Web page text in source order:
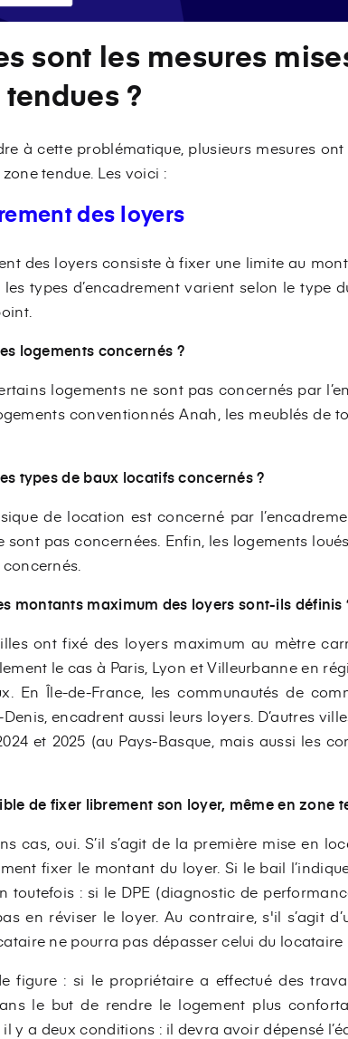
sont les mesures
?
à cette problématique, plusieurs mesures
tendue. Les voici :
des loyers
des loyers consiste à fixer une limite au
types d’encadrement varient selon le type
logements concernés ?
logements ne sont pas concernés par
conventionnés Anah, les meublés de
types de baux locatifs concernés ?
de location est concerné par
sont pas concernées. Enfin, les logements
montants maximum des loyers sont-ils définis
ont fixé des loyers maximum au mètre
le cas à Paris, Lyon et Villeurbanne en
En Île-de-France, les communautés de
encadrent aussi leurs loyers. D’autres
et 2025 (au Pays-Basque, mais aussi les
de fixer librement son loyer, même en zone
cas, oui. S’il s’agit de la première mise en
fixer le montant du loyer. Si le bail
toutefois : si le DPE (diagnostic de
en réviser le loyer. Au contraire, s'il s’agit
ne pourra pas dépasser celui du locataire
figure : si le propriétaire a effectué des
le but de rendre le logement plus
y a deux conditions : il devra avoir dépensé